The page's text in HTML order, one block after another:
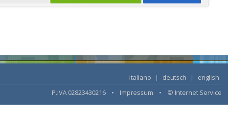
italiano | deutsch |
english
P.IVA 02823430216 • Impressum • © Internet Service